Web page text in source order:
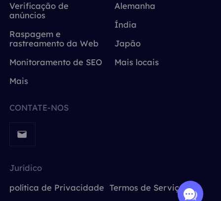
Verificação de
anúncios
Raspagem e
rastreamento da Web
Monitoramento de SEO
Mais
Alemanha
Índia
Japão
Mais locais
CONTATE-NOS
Jurídico
política de Privacidade Termos de Serviço